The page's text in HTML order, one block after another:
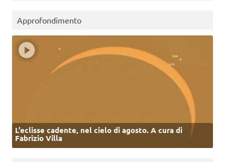
Approfondimento
L’eclisse cadente, nel cielo di agosto. A cura di
Fabrizio Villa